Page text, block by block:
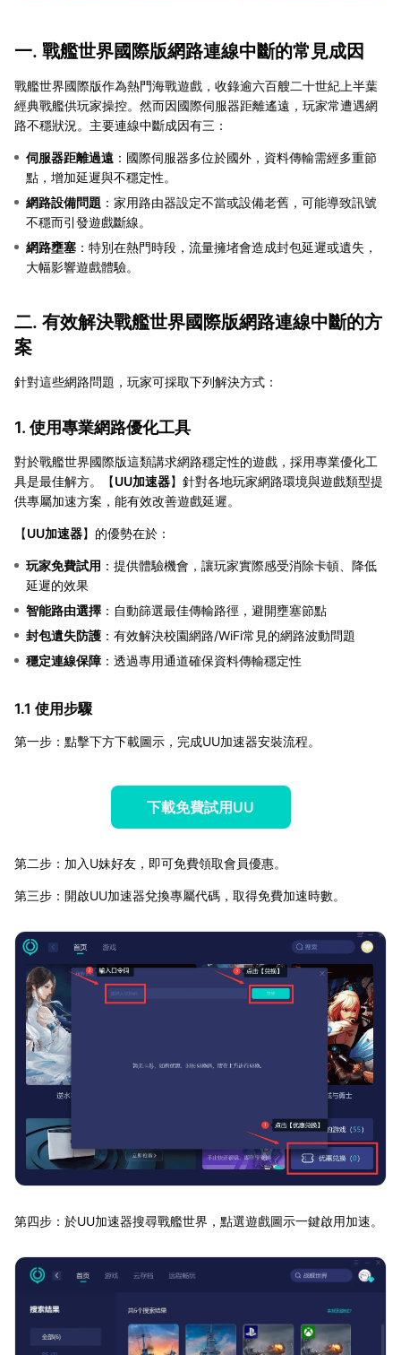
一. 戰艦世界國際版網路連線中斷的常見成因
戰艦世界國際版作為熱門海戰遊戲，收錄逾六百艘二十世紀上半葉
經典戰艦供玩家操控。然而因國際伺服器距離遙遠，玩家常遭遇網
路不穩狀況。主要連線中斷成因有三：
伺服器距離過遠 ：國際伺服器多位於國外，資料傳輸需經多重節
點，增加延遲與不穩定性。
網路設備問題 ：家用路由器設定不當或設備老舊，可能導致訊號
不穩而引發遊戲斷線。
網路壅塞 ：特別在熱門時段，流量擁堵會造成封包延遲或遺失，
大幅影響遊戲體驗。
二. 有效解決戰艦世界國際版網路連線中斷的方
案
針對這些網路問題，玩家可採取下列解決方式：
1. 使用專業網路優化工具
對於戰艦世界國際版這類講求網路穩定性的遊戲，採用專業優化工
具是最佳解方。【UU加速器】針對各地玩家網路環境與遊戲類型提
供專屬加速方案，能有效改善遊戲延遲。
【UU加速器】的優勢在於：
玩家免費試用 ：提供體驗機會，讓玩家實際感受消除卡頓、降低
延遲的效果
智能路由選擇 ：自動篩選最佳傳輸路徑，避開壅塞節點
封包遺失防護 ：有效解決校園網路/WiFi常見的網路波動問題
穩定連線保障 ：透過專用通道確保資料傳輸穩定性
1.1 使用步驟
第一步：點擊下方下載圖示，完成UU加速器安裝流程。
下載免費試用UU
第二步：加入U妹好友，即可免費領取會員優惠。
第三步：開啟UU加速器兌換專屬代碼，取得免費加速時數。
第四步：於UU加速器搜尋戰艦世界，點選遊戲圖示一鍵啟用加速。